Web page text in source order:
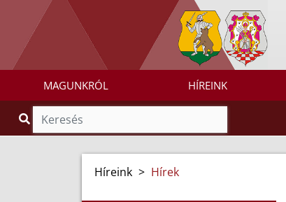
MAGUNKRÓL HÍREINK
Híreink > Hírek